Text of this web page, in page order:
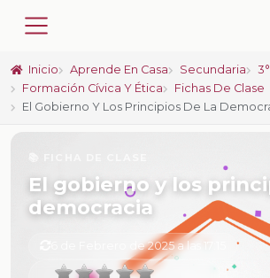
Inicio Aprende En Casa Secundaria
Formación Cívica Y Ética
Fichas De Clase
El Gobierno Y Los Principios De La
El gobierno y los
democracia
6 de Febrero de 2025 a las 17:15